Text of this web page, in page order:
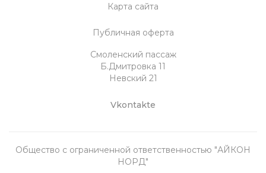
Карта сайта
Публичная оферта
Смоленский пассаж
Б.Дмитровка 11
Невский 21
Vkontakte
Общество с ограниченной ответственностью "АЙКОН
НОРД"